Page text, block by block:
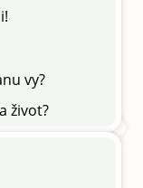
vy?
život?